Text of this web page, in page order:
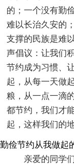
的；一个没有勤
难以长治久安的
支撑的民族是难
声倡议：让我们
节约成为习惯、
起，从每一天做
粮，从一点一滴
都节约，我们才
起，这样我们的
勤俭节约从我做起
亲爱的同学